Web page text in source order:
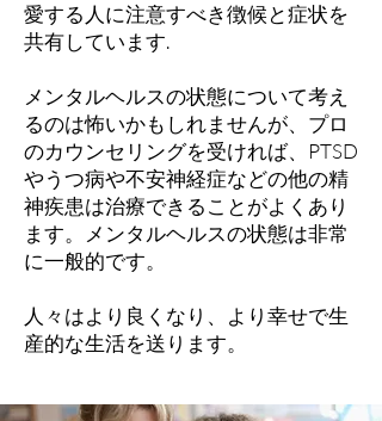
愛する人に注意すべき徴候と症状を
共有しています.
メンタルヘルスの状態について考え
るのは怖いかもしれませんが、プロ
のカウンセリングを受ければ、PTSD
やうつ病や不安神経症などの他の精
神疾患は治療できることがよくあり
ます。メンタルヘルスの状態は非常
に一般的です。
人々はより良くなり、より幸せで生
産的な生活を送ります。